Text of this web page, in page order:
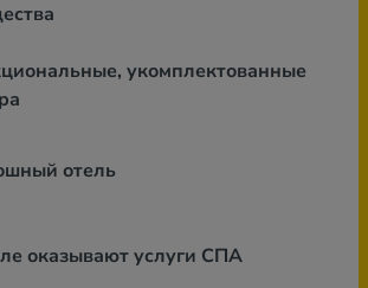
укомплектованные
отель
оказывают услуги СПА